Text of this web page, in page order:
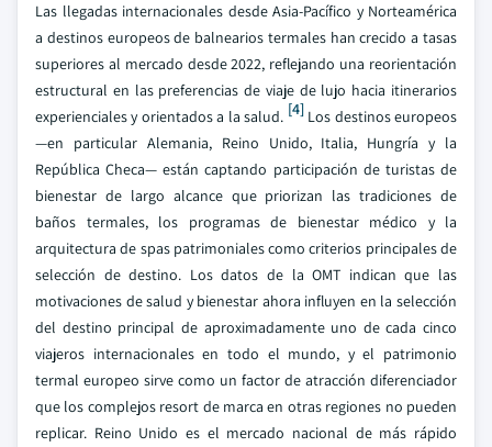
Las llegadas internacionales desde Asia-Pacífico y Norteamérica
a destinos europeos de balnearios termales han crecido a tasas
superiores al mercado desde 2022, reflejando una reorientación
estructural en las preferencias de viaje de lujo hacia itinerarios
experienciales y orientados a la salud. [4]Los destinos europeos
—en particular Alemania, Reino Unido, Italia, Hungría y la
República Checa— están captando participación de turistas de
bienestar de largo alcance que priorizan las tradiciones de
baños termales, los programas de bienestar médico y la
arquitectura de spas patrimoniales como criterios principales de
selección de destino. Los datos de la OMT indican que las
motivaciones de salud y bienestar ahora influyen en la selección
del destino principal de aproximadamente uno de cada cinco
viajeros internacionales en todo el mundo, y el patrimonio
termal europeo sirve como un factor de atracción diferenciador
que los complejos resort de marca en otras regiones no pueden
replicar. Reino Unido es el mercado nacional de más rápido